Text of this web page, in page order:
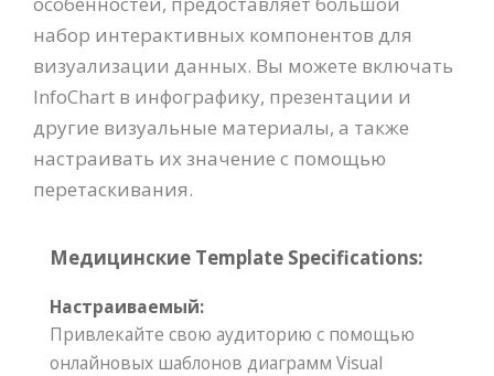
набор интерактивных компонентов для
визуализации данных. Вы можете включать
InfoChart в инфографику, презентации и
другие визуальные материалы, а также
настраивать их значение с помощью
перетаскивания.
Медицинские Template Specifications:
Настраиваемый:
Привлекайте свою аудиторию с помощью
онлайновых шаблонов диаграмм Visual